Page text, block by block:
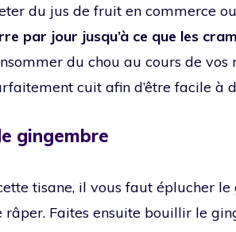
du jus de fruit en commerce
par jour jusqu’à ce que les
du chou au cours de
cuit afin d’être facile à
gingembre
tisane, il vous faut éplucher
râper. Faites ensuite bouillir le